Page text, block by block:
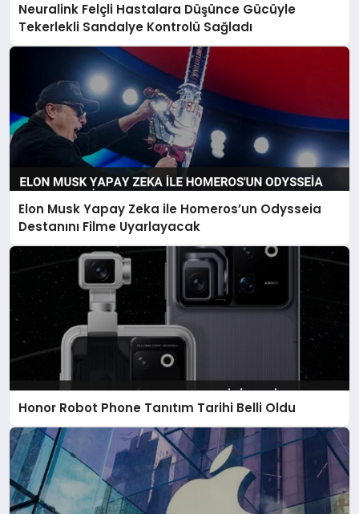
Neuralink Felçli Hastalara Düşünce Gücüyle
Tekerlekli Sandalye Kontrolü Sağladı
Elon Musk Yapay Zeka ile Homeros’un Odysseia
Destanını Filme Uyarlayacak
Honor Robot Phone Tanıtım Tarihi Belli Oldu